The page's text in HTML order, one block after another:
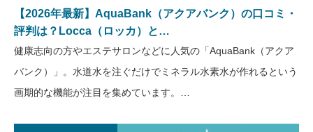
【2026年最新】AquaBank（アクアバンク）の口コミ・
評判は？Locca（ロッカ）と…
健康志向の方やエステサロンなどに人気の「AquaBank（アクア
バンク）」。水道水を注ぐだけでミネラル水素水が作れるという
画期的な機能が注目を集めています。…